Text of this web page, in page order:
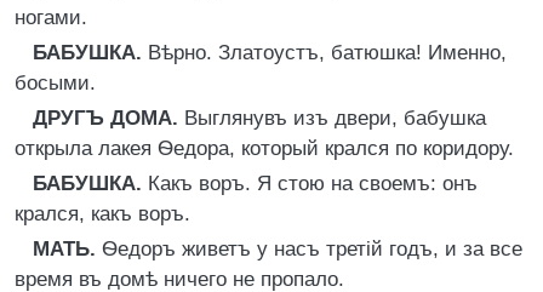
ногами.
БАБУШКА. Вѣрно. Златоустъ, батюшка! Именно,
босыми.
ДРУГЪ ДОМА. Выглянувъ изъ двери, бабушка
открыла лакея Ѳедора, который крался по коридору.
БАБУШКА. Какъ воръ. Я стою на своемъ: онъ
крался, какъ воръ.
МАТЬ. Ѳедоръ живетъ у насъ третій годъ, и за все
время въ домѣ ничего не пропало.